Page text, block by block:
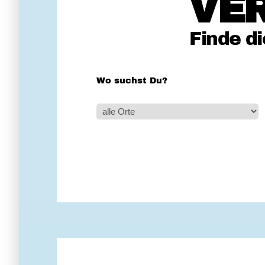
Finde
Wo suchst Du?